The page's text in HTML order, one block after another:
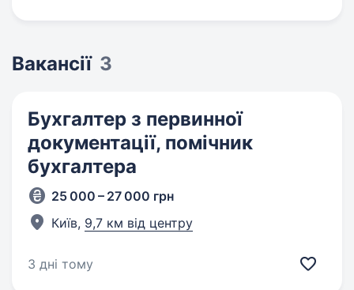
Вакансії 3
Бухгалтер з первинної
документації, помічник
бухгалтера
25 000 – 27 000 грн
Київ, 9,7 км від центру
3 дні тому